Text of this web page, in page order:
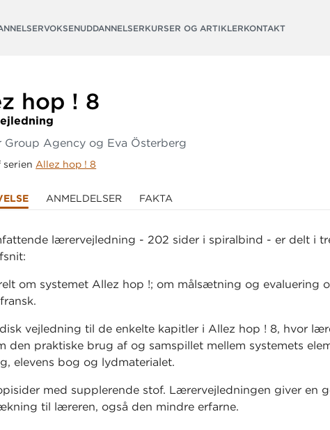
VOKSENUDDANNELSERKURSER OG ARTIKLERKONTAKT
hop ! 8
Group Agency og Eva Österberg
serien Allez hop ! 8
ANMELDELSER FAKTA
lærervejledning - 202 sider i spiralbind - er delt i
om systemet Allez hop !; om målsætning og evaluering
vejledning til de enkelte kapitler i Allez hop ! 8, hvor
den praktiske brug af og samspillet mellem systemets
elevens bog og lydmaterialet.
med supplerende stof. Lærervejledningen giver en
til læreren, også den mindre erfarne.